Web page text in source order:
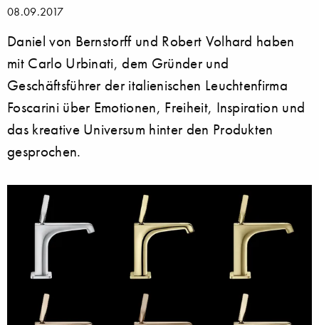
08.09.2017
Daniel von Bernstorff und Robert Volhard haben
mit Carlo Urbinati, dem Gründer und
Geschäftsführer der italienischen Leuchtenfirma
Foscarini über Emotionen, Freiheit, Inspiration und
das kreative Universum hinter den Produkten
gesprochen.